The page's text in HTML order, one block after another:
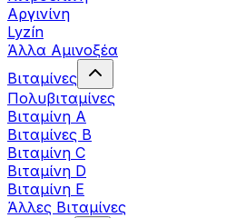
Αργινίνη
Lyzín
Άλλα Αμινοξέα
Βιταμίνες
Πολυβιταμίνες
Βιταμίνη Α
Βιταμίνες Β
Βιταμίνη C
Βιταμίνη D
Βιταμίνη Ε
Άλλες Βιταμίνες